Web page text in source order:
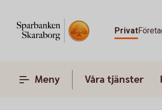
Privat
Meny Våra tjänster